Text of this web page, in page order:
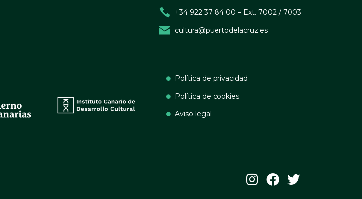
+34 922 37 84 00 – Ext. 7002 / 7003
cultura@puertodelacruz.es
Política de privacidad
Política de cookies
Aviso legal